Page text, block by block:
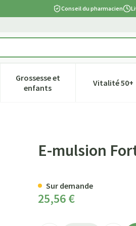
Conseil du pharmacien
Beauté, soins et hygiène
menu pour la catégorie Régime,
Grossesse et
enfantsAfficher le sous-menu pour
Vitalité 50+
E-mulsion
25,56 €
Sur demande